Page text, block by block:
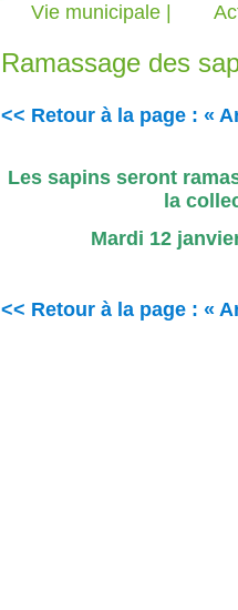
Vie municipale |
Ramassage des
<< Retour à la page : «
Les sapins seront
la
Mardi 12
<< Retour à la page : «